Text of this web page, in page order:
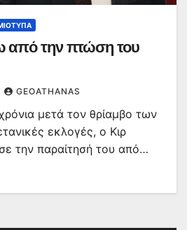
από την πτώση του
GEOATHANAS
μετά τον θρίαμβο των
εκλογές, ο Κιρ
την παραίτησή του από…